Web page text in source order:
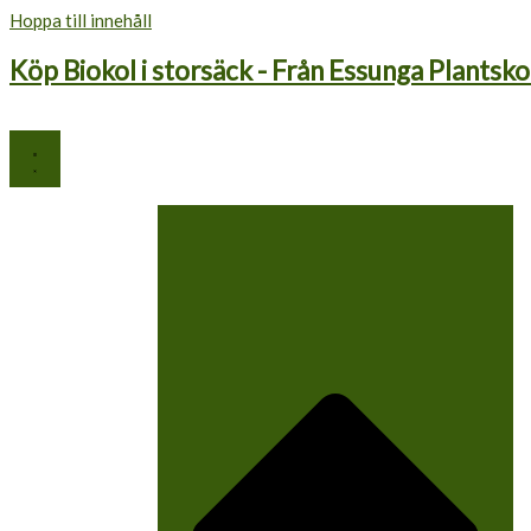
Hoppa till innehåll
Köp Biokol i storsäck - Från Essunga